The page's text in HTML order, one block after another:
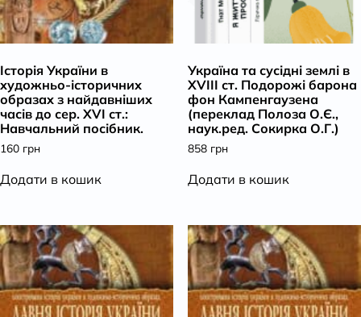
Історія України в
художньо-історичних
образах з найдавніших
часів до сер. ХVІ ст.:
Навчальний посібник.
160 грн
Додати в кошик
Україна та сусідні землі в
XVIII ст. Подорожі барона
фон Кампенгаузена
(переклад Полоза О.Є.,
наук.ред. Сокирка О.Г.)
858 грн
Додати в кошик